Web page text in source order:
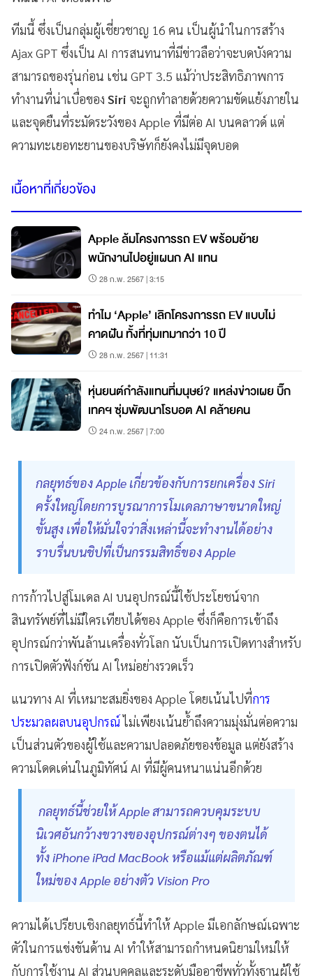
ทีมนี้ ซึ่งเป็นกลุ่มผู้เชี่ยวชาญ 16 คน เป็นผู้นำในการสร้าง
Ajax GPT ซึ่งเป็น AI การสนทนาที่มีข่าวลือว่าจะบดบังความ
สามารถของรุ่นก่อน เช่น GPT 3.5 แม้ว่าประสิทธิภาพการ
ทำงานที่น่าเบื่อของ Siri จะถูกทำลายด้วยความขัดแย้งภายใน
และจุดยืนที่ระมัดระวังของ Apple ที่มีต่อ AI บนคลาวด์ แต่
ความทะเยอทะยานของบริษัทก็ยังคงไม่มีจุดบอด
เนื้อหาที่เกี่ยวข้อง
Apple ล้มโครงการรถ EV พร้อมย้าย
พนักงานไปอยู่แผนก AI แทน
28 ก.พ. 2567 | 3:15
ทำไม ‘Apple’ เลิกโครงการรถ EV แบบไม่
คาดฝัน ทั้งที่ทุ่มเทมากว่า 10 ปี
28 ก.พ. 2567 | 11:31
หุ่นยนต์กำลังแทนที่มนุษย์? แหล่งข่าวเผย บิ๊ก
เทคฯ ซุ่มพัฒนาโรบอต AI คล้ายคน
24 ก.พ. 2567 | 7:00
กลยุทธ์ของ Apple เกี่ยวข้องกับการยกเครื่อง Siri
ครั้งใหญ่โดยการบูรณาการโมเดลภาษาขนาดใหญ่
ขั้นสูง เพื่อให้มั่นใจว่าสิ่งเหล่านี้จะทำงานได้อย่าง
ราบรื่นบนชิปที่เป็นกรรมสิทธิ์ของ Apple
การก้าวไปสู่โมเดล AI บนอุปกรณ์นี้ใช้ประโยชน์จาก
สินทรัพย์ที่ไม่มีใครเทียบได้ของ Apple ซึ่งก็คือการเข้าถึง
อุปกรณ์กว่าพันล้านเครื่องทั่วโลก นับเป็นการเปิดทางสำหรับ
การเปิดตัวฟังก์ชัน AI ใหม่อย่างรวดเร็ว
แนวทาง AI ที่เหมาะสมยิ่งของ Apple โดยเน้นไปที่การ
ประมวลผลบนอุปกรณ์ไม่เพียงเน้นย้ำถึงความมุ่งมั่นต่อความ
เป็นส่วนตัวของผู้ใช้และความปลอดภัยของข้อมูล แต่ยังสร้าง
ความโดดเด่นในภูมิทัศน์ AI ที่มีผู้คนหนาแน่นอีกด้วย
กลยุทธ์นี้ช่วยให้ Apple สามารถควบคุมระบบ
นิเวศอันกว้างขวางของอุปกรณ์ต่างๆ ของตนได้
ทั้ง iPhone iPad MacBook หรือแม้แต่ผลิตภัณฑ์
ใหม่ของ Apple อย่างตัว Vision Pro
ความได้เปรียบเชิงกลยุทธ์นี้ทำให้ Apple มีเอกลักษณ์เฉพาะ
ตัวในการแข่งขันด้าน AI ทำให้สามารถกำหนดนิยามใหม่ให้
กับการใช้งาน AI ส่วนบุคคลและระดับมืออาชีพทั่วทั้งฐานผู้ใช้